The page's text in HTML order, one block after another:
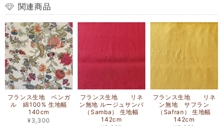
関連商品
フランス生地 ベンガ
ル 綿100% 生地幅
140cm
¥3,300
フランス生地 リネ
ン無地 ルージュサンバ
（Samba） 生地幅
142cm
フランス生地 リネ
ン無地 サフラン
（Safran） 生地幅
142cm